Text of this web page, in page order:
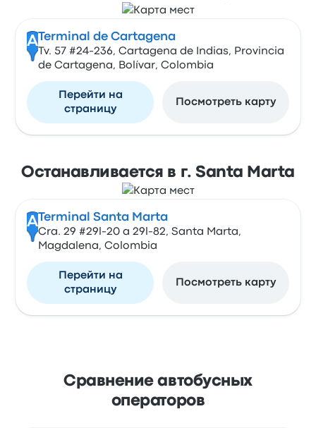
A Terminal de Cartagena
Tv. 57 #24-236, Cartagena de Indias, Provincia
de Cartagena, Bolívar, Colombia
Перейти на
страницу
Посмотреть карту
Останавливается в г. Santa Marta
A Terminal Santa Marta
Cra. 29 #29l-20 a 29l-82, Santa Marta,
Magdalena, Colombia
Перейти на
страницу
Посмотреть карту
Сравнение автобусных
операторов